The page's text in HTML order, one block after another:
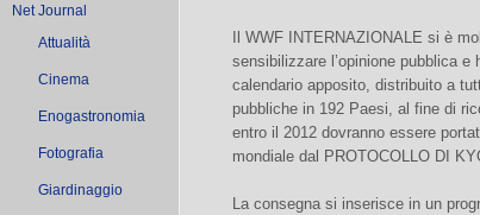
Net Journal
Attualità
Cinema
Enogastronomia
Fotografia
Giardinaggio
Il WWF INTERNAZIONALE si è
sensibilizzare l’opinione pubblica e
calendario apposito, distribuito a
pubbliche in 192 Paesi, al fine di
entro il 2012 dovranno essere
mondiale dal PROTOCOLLO DI
La consegna si inserisce in un